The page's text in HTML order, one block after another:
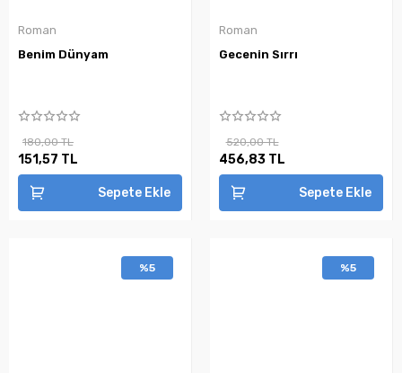
Roman
Benim Dünyam
180,00 TL
151,57 TL
Sepete Ekle
Roman
Gecenin Sırrı
520,00 TL
456,83 TL
Sepete Ekle
%5 %5